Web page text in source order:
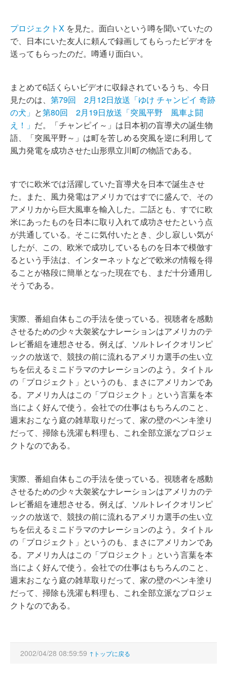
プロジェクトX を見た。面白いという噂を聞いていたの
で、日本にいた友人に頼んで録画してもらったビデオを
送ってもらったのだ。噂通り面白い。
まとめて6話くらいビデオに収録されているうち、今日
見たのは、 第79回 2月12日放送「ゆけ チャンピイ 奇跡
の犬」 と第80回 2月19日放送「突風平野 風車よ闘
え！」 だ。「チャンピイ～」は日本初の盲導犬の誕生物
語、「突風平野～」は町を苦しめる突風を逆に利用して
風力発電を成功させた山形県立川町の物語である。
すでに欧米では活躍していた盲導犬を日本で誕生させ
た。また、風力発電はアメリカではすでに盛んで、その
アメリカから巨大風車を輸入した。二話とも、すでに欧
米にあったものを日本に取り入れて成功させたという点
が共通している。そこに気付いたとき、少し寂しい気が
したが、この、欧米で成功しているものを日本で模倣す
るという手法は、インターネットなどで欧米の情報を得
ることが格段に簡単となった現在でも、まだ十分通用し
そうである。
実際、番組自体もこの手法を使っている。視聴者を感動
させるための少々大袈裟なナレーションはアメリカのテ
レビ番組を連想させる。例えば、ソルトレイクオリンピ
ックの放送で、競技の前に流れるアメリカ選手の生い立
ちを伝えるミニドラマのナレーションのよう。タイトル
の「プロジェクト」というのも、まさにアメリカンであ
る。アメリカ人はこの「プロジェクト」という言葉を本
当によく好んで使う。会社での仕事はもちろんのこと、
週末おこなう庭の雑草取りだって、家の壁のペンキ塗り
だって、掃除も洗濯も料理も、これ全部立派なプロジェ
クトなのである。
実際、番組自体もこの手法を使っている。視聴者を感動
させるための少々大袈裟なナレーションはアメリカのテ
レビ番組を連想させる。例えば、ソルトレイクオリンピ
ックの放送で、競技の前に流れるアメリカ選手の生い立
ちを伝えるミニドラマのナレーションのよう。タイトル
の「プロジェクト」というのも、まさにアメリカンであ
る。アメリカ人はこの「プロジェクト」という言葉を本
当によく好んで使う。会社での仕事はもちろんのこと、
週末おこなう庭の雑草取りだって、家の壁のペンキ塗り
だって、掃除も洗濯も料理も、これ全部立派なプロジェ
クトなのである。
2002/04/28 08:59:59 ↑トップに戻る